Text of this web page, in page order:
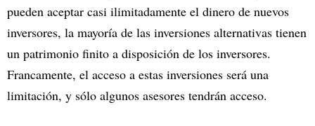
pueden aceptar casi ilimitadamente el dinero de nuevos
inversores, la mayoría de las inversiones alternativas tienen
un patrimonio finito a disposición de los inversores.
Francamente, el acceso a estas inversiones será una
limitación, y sólo algunos asesores tendrán acceso.